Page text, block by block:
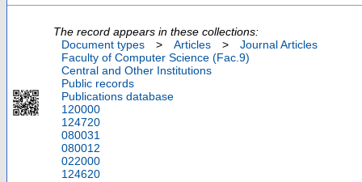
The record appears in these collections:
Document types
> Articles >
Journal Articles
Faculty of Computer Science (Fac.9)
Central and Other Institutions
Public records
Publications database
120000
124720
080031
080012
022000
124620